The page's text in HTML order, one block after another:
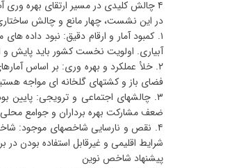
۴ چالش کلیدی در مسیر ارتقای بهره وری آب
در این نشست، چهار مانع و چالش
۱. کمبود آمار و ارقام دقیق: نبود
آبیاری. اولویت نخست کشور باید پایش و
فضای باز و کشتهای گلخانه ای مواجه
۳. چالشهای اجتماعی و ترویجی:
ضعف مشارکت بهره برداران و جوامع محلی
۴. نقص و نارسایی شاخصهای موجود:
شرایط اقلیمی و غیرقابل استفاده بودن
پیشنهاد شاخص نوین